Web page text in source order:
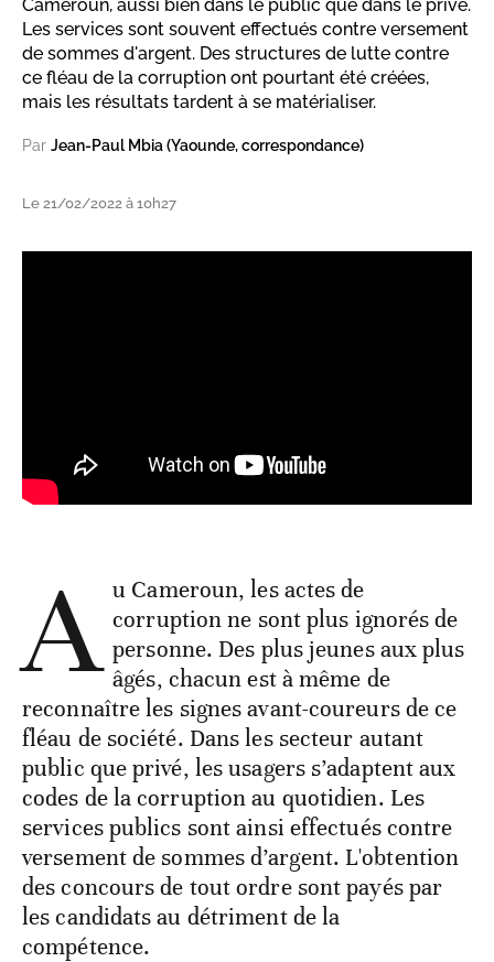
Cameroun, aussi bien dans le public que dans le privé.
Les services sont souvent effectués contre versement
de sommes d'argent. Des structures de lutte contre
ce fléau de la corruption ont pourtant été créées,
mais les résultats tardent à se matérialiser.
Par Jean-Paul Mbia (Yaounde, correspondance)
Le 21/02/2022 à 10h27
A u Cameroun, les actes de
corruption ne sont plus ignorés de
personne. Des plus jeunes aux plus
âgés, chacun est à même de
reconnaître les signes avant-coureurs de ce
fléau de société. Dans les secteur autant
public que privé, les usagers s’adaptent aux
codes de la corruption au quotidien. Les
services publics sont ainsi effectués contre
versement de sommes d’argent. L'obtention
des concours de tout ordre sont payés par
les candidats au détriment de la
compétence.